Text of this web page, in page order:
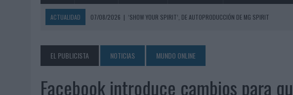
ACTUALIDAD 07/08/2026 | ‘SHOW YOUR SPIRIT’, DE AUTOPRODUCCIÓN DE MG SPIRIT
07/08/2026 | MG SPIRIT RELANZA SU MARCA CON UNA ESTRATEGIA 360º CENTRADA EN EL ORIGEN
07/08/2026
PATRÓN CONVIERTE EL NUEVO SINGLE DE ARÓN PIPER EN UNA EXPERIENCIA DE MARCA
EL PUBLICISTA NOTICIAS MUNDO ONLINE
Facebook introduce cambios para